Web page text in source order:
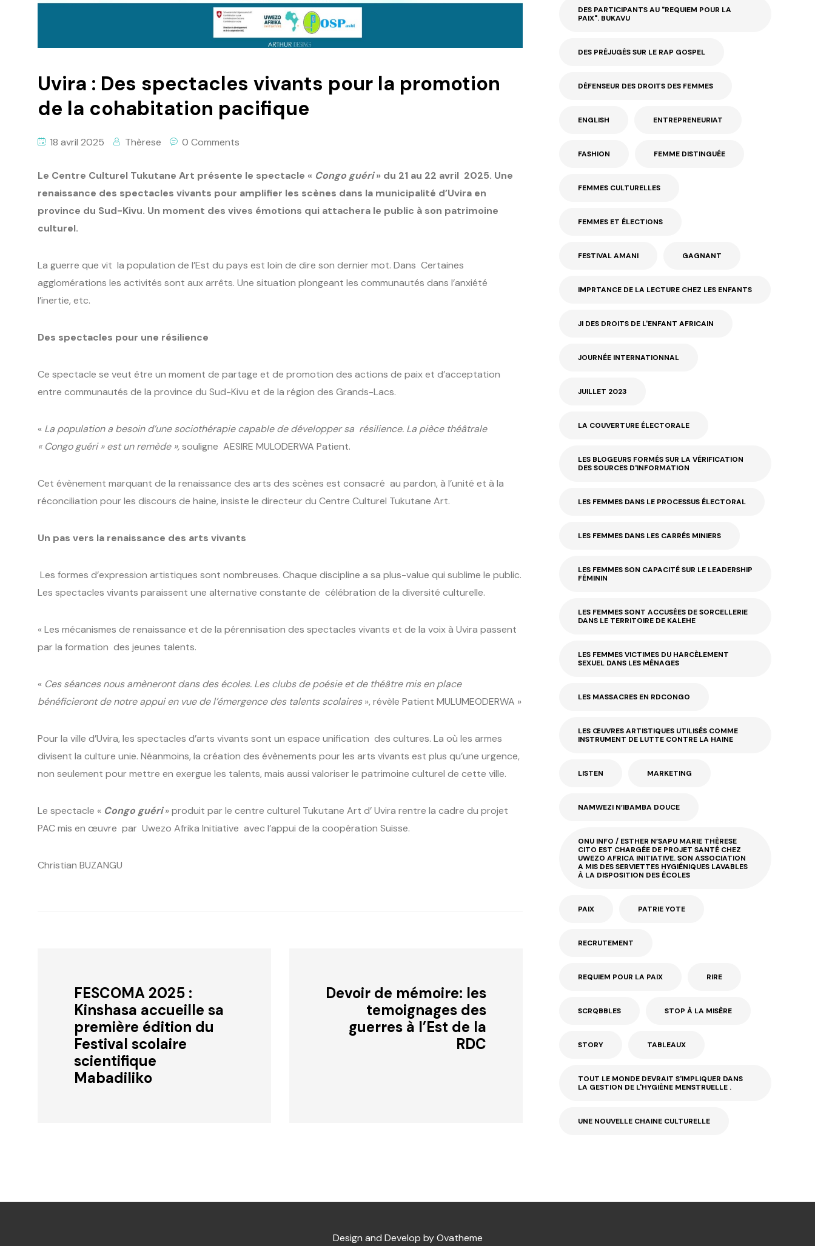
Uvira : Des spectacles vivants pour la promotion
de la cohabitation pacifique
18 avril 2025 Thèrese 0 Comments
Le Centre Culturel Tukutane Art présente le spectacle « Congo guéri» du 21 au 22 avril 2025. Une
renaissance des spectacles vivants pour amplifier les scènes dans la municipalité d’Uvira en
province du Sud-Kivu. Un moment des vives émotions qui attachera le public à son patrimoine
culturel.
La guerre que vit la population de l’Est du pays est loin de dire son dernier mot. Dans Certaines
agglomérations les activités sont aux arrêts. Une situation plongeant les communautés dans l’anxiété
l’inertie, etc.
Des spectacles pour une résilience
Ce spectacle se veut être un moment de partage et de promotion des actions de paix et d’acceptation
entre communautés de la province du Sud-Kivu et de la région des Grands-Lacs.
« La population a besoin d’une sociothérapie capable de développer sa résilience. La pièce théâtrale
« Congo guéri » est un remède »,souligne AESIRE MULODERWA Patient.
Cet évènement marquant de la renaissance des arts des scènes est consacré au pardon, à l’unité et à la
réconciliation pour les discours de haine, insiste le directeur du Centre Culturel Tukutane Art.
Un pas vers la renaissance des arts vivants
Les formes d’expression artistiques sont nombreuses. Chaque discipline a sa plus-value qui sublime le public.
Les spectacles vivants paraissent une alternative constante de célébration de la diversité culturelle.
« Les mécanismes de renaissance et de la pérennisation des spectacles vivants et de la voix à Uvira passent
par la formation des jeunes talents.
« Ces séances nous amèneront dans des écoles. Les clubs de poésie et de théâtre mis en place
bénéficieront de notre appui en vue de l’émergence des talents scolaires», révèle Patient MULUMEODERWA »
Pour la ville d’Uvira, les spectacles d’arts vivants sont un espace unification des cultures. La où les armes
divisent la culture unie. Néanmoins, la création des évènements pour les arts vivants est plus qu’une urgence,
non seulement pour mettre en exergue les talents, mais aussi valoriser le patrimoine culturel de cette ville.
Le spectacle « Congo guéri » produit par le centre culturel Tukutane Art d’ Uvira rentre la cadre du projet
PAC mis en œuvre par Uwezo Afrika Initiative avec l’appui de la coopération Suisse.
Christian BUZANGU
FESCOMA 2025 :
Kinshasa accueille sa
première édition du
Festival scolaire
scientifique
Mabadiliko
Devoir de mémoire: les
temoignages des
guerres à l’Est de la
RDC
DES PARTICIPANTS AU "REQUIEM POUR LA
PAIX". BUKAVU
DES PRÉJUGÉS SUR LE RAP GOSPEL
DÉFENSEUR DES DROITS DES FEMMES
ENGLISH ENTREPRENEURIAT
FASHION FEMME DISTINGUÉE
FEMMES CULTURELLES
FEMMES ET ÉLECTIONS
FESTIVAL AMANI GAGNANT
IMPRTANCE DE LA LECTURE CHEZ LES ENFANTS
JI DES DROITS DE L'ENFANT AFRICAIN
JOURNÉE INTERNATIONNAL
JUILLET 2023
LA COUVERTURE ÉLECTORALE
LES BLOGEURS FORMÉS SUR LA VÉRIFICATION
DES SOURCES D'INFORMATION
LES FEMMES DANS LE PROCESSUS ÉLECTORAL
LES FEMMES DANS LES CARRÉS MINIERS
LES FEMMES SON CAPACITÉ SUR LE LEADERSHIP
FÉMININ
LES FEMMES SONT ACCUSÉES DE SORCELLERIE
DANS LE TERRITOIRE DE KALEHE
LES FEMMES VICTIMES DU HARCÈLEMENT
SEXUEL DANS LES MÉNAGES
LES MASSACRES EN RDCONGO
LES ŒUVRES ARTISTIQUES UTILISÉS COMME
INSTRUMENT DE LUTTE CONTRE LA HAINE
LISTEN MARKETING
NAMWEZI N’IBAMBA DOUCE
ONU INFO / ESTHER N’SAPU MARIE THÈRESE
CITO EST CHARGÉE DE PROJET SANTÉ CHEZ
UWEZO AFRICA INITIATIVE. SON ASSOCIATION
A MIS DES SERVIETTES HYGIÉNIQUES LAVABLES
À LA DISPOSITION DES ÉCOLES
PAIX PATRIE YOTE
RECRUTEMENT
REQUIEM POUR LA PAIX RIRE
SCRQBBLES STOP À LA MISÈRE
STORY TABLEAUX
TOUT LE MONDE DEVRAIT S'IMPLIQUER DANS
LA GESTION DE L'HYGIÈNE MENSTRUELLE .
UNE NOUVELLE CHAINE CULTURELLE
Design and Develop by Ovatheme